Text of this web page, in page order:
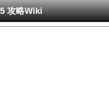
攻略Wiki